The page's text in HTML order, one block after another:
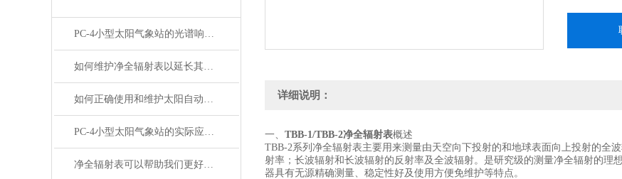
PC-4小型太阳气象站的光谱响应与校准方法
如何维护净全辐射表以延长其使用寿命？
如何正确使用和维护太阳自动跟踪直接辐射表？
PC-4小型太阳气象站的实际应用价值
净全辐射表可以帮助我们更好地理解和利用太阳辐射
详细说明：
一、 TBB-1/TBB-2净全辐射表概述
TBB-2系列净全辐射表主要用来测量由天空向下投射的和地球表面向上投射的全
射率；长波辐射和长波辐射的反射率及全波辐射。是研究级的测量净全辐射的理
器具有无源精确测量、稳定性好及使用方便免维护等特点。